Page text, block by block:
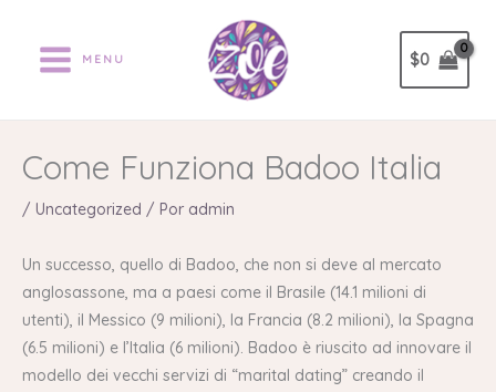
contenido
MENU $0
Come Funziona Badoo Italia
/ Uncategorized / Por admin
Un successo, quello di Badoo, che non si deve al mercato
anglosassone, ma a paesi come il Brasile (14.1 milioni di
utenti), il Messico (9 milioni), la Francia (8.2 milioni), la Spagna
(6.5 milioni) e l’Italia (6 milioni). Badoo è riuscito ad innovare il
modello dei vecchi servizi di “marital dating” creando il